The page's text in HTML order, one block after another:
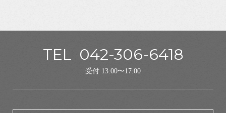
TEL 042-306-6418
受付 13:00〜17:00